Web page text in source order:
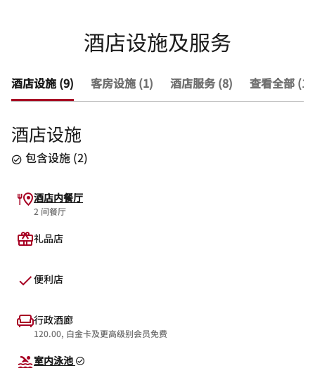
酒店设施及服务
酒店设施 (9) 客房设施 (1) 酒店服务 (8) 查看全部
酒店设施
包含设施 (2)
酒店内餐厅
2 间餐厅
礼品店
便利店
行政酒廊
120.00, 白金卡及更高级别会员免费
室内泳池